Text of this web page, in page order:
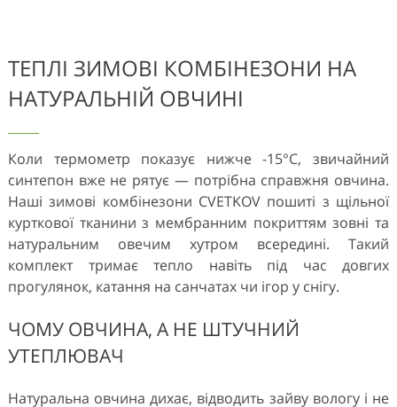
ТЕПЛІ ЗИМОВІ КОМБІНЕЗОНИ НА
НАТУРАЛЬНІЙ ОВЧИНІ
Коли термометр показує нижче -15°C, звичайний
синтепон вже не рятує — потрібна справжня овчина.
Наші зимові комбінезони CVETKOV пошиті з щільної
курткової тканини з мембранним покриттям зовні та
натуральним овечим хутром всередині. Такий
комплект тримає тепло навіть під час довгих
прогулянок, катання на санчатах чи ігор у снігу.
ЧОМУ ОВЧИНА, А НЕ ШТУЧНИЙ
УТЕПЛЮВАЧ
Натуральна овчина дихає, відводить зайву вологу і не